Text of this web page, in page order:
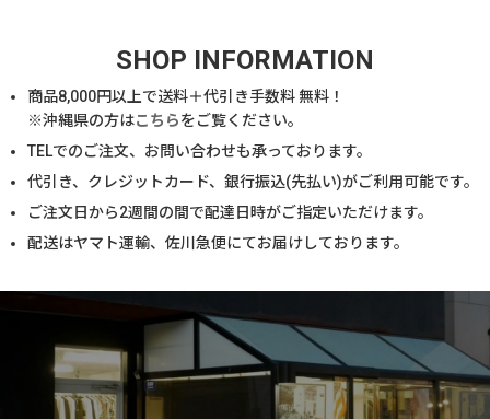
SHOP INFORMATION
商品8,000円以上で送料＋代引き手数料 無料！
※沖縄県の方はこちらをご覧ください。
TELでのご注文、お問い合わせも承っております。
代引き、クレジットカード、銀行振込(先払い)がご利用可能です。
ご注文日から2週間の間で配達日時がご指定いただけます。
配送はヤマト運輸、佐川急便にてお届けしております。